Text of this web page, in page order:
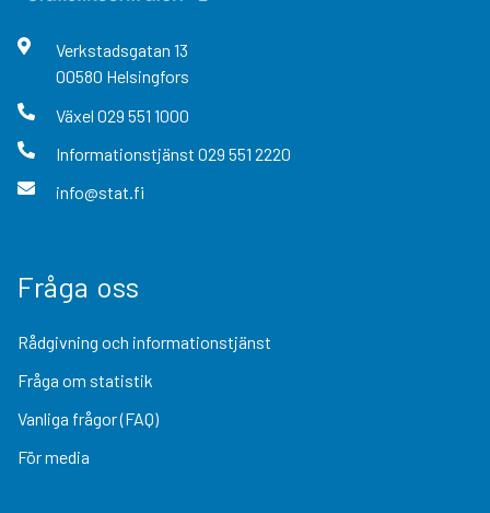
Verkstadsgatan 13
00580 Helsingfors
Växel 029 551 1000
Informationstjänst 029 551 2220
info@stat.fi
Fråga oss
Rådgivning och informationstjänst
Fråga om statistik
Vanliga frågor (FAQ)
För media